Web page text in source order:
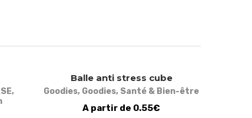
,
Balle anti stress cube
Goodies, Goodies, Santé & Bien-être
A partir de 0.55€